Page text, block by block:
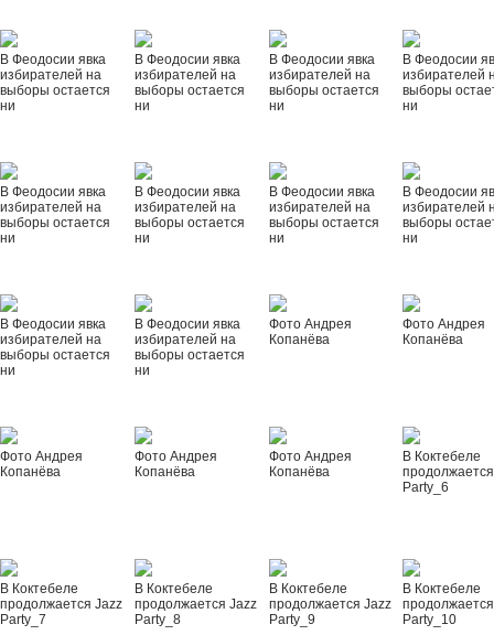
В Феодосии явка
избирателей на
выборы остается
ни
В Феодосии явка
избирателей на
выборы остается
ни
В Феодосии явка
избирателей на
выборы остается
ни
В Феодосии
избирателей
выборы
ни
В Феодосии явка
избирателей на
выборы остается
ни
В Феодосии явка
избирателей на
выборы остается
ни
В Феодосии явка
избирателей на
выборы остается
ни
В Феодосии
избирателей
выборы
ни
В Феодосии явка
избирателей на
выборы остается
ни
В Феодосии явка
избирателей на
выборы остается
ни
Фото Андрея
Копанёва
Фото Андрея
Копанёва
Фото Андрея
Копанёва
Фото Андрея
Копанёва
Фото Андрея
Копанёва
В Коктебеле
Party_6
В Коктебеле
продолжается Jazz
Party_7
В Коктебеле
продолжается Jazz
Party_8
В Коктебеле
продолжается Jazz
Party_9
В Коктебеле
Party_10